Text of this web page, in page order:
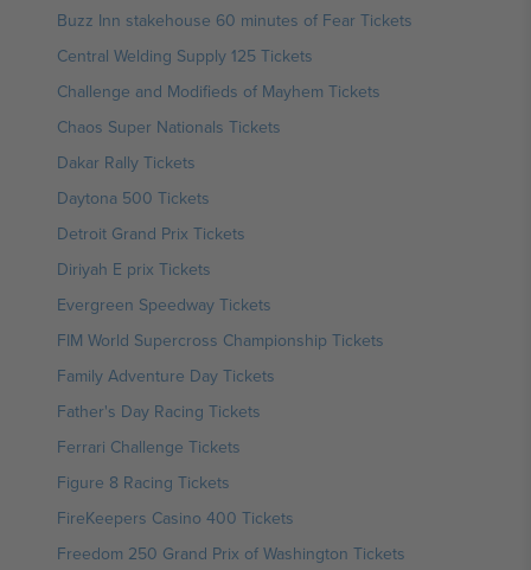
Buzz Inn stakehouse 60 minutes of Fear Tickets
Central Welding Supply 125 Tickets
Challenge and Modifieds of Mayhem Tickets
Chaos Super Nationals Tickets
Dakar Rally Tickets
Daytona 500 Tickets
Detroit Grand Prix Tickets
Diriyah E prix Tickets
Evergreen Speedway Tickets
FIM World Supercross Championship Tickets
Family Adventure Day Tickets
Father's Day Racing Tickets
Ferrari Challenge Tickets
Figure 8 Racing Tickets
FireKeepers Casino 400 Tickets
Freedom 250 Grand Prix of Washington Tickets